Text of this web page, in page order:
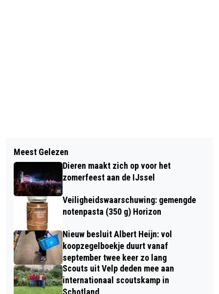
EXPOSITIE 'BIJ DE DOKTER' MET
INEKE VAN MIDDELKOOP
POLONAISE MARATHON CV. DE
HEIKNÜÜTERS: DANS MEE VOOR EEN
LACH
Meest Gelezen
Dieren maakt zich op voor het
zomerfeest aan de IJssel
Veiligheidswaarschuwing: gemengde
notenpasta (350 g) Horizon
Nieuw besluit Albert Heijn: vol
koopzegelboekje duurt vanaf
september twee keer zo lang
Scouts uit Velp deden mee aan
internationaal scoutskamp in